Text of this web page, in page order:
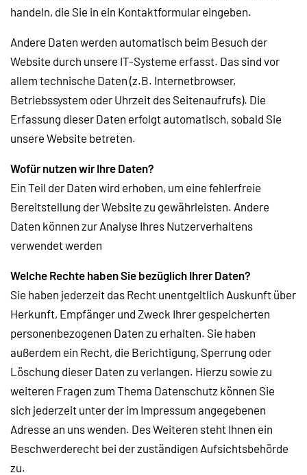
handeln, die Sie in ein Kontaktformular eingeben.
Andere Daten werden automatisch beim Besuch der
Website durch unsere IT-Systeme erfasst. Das sind vor
allem technische Daten (z.B. Internetbrowser,
Betriebssystem oder Uhrzeit des Seitenaufrufs). Die
Erfassung dieser Daten erfolgt automatisch, sobald Sie
unsere Website betreten.
Wofür nutzen wir Ihre Daten?
Ein Teil der Daten wird erhoben, um eine fehlerfreie
Bereitstellung der Website zu gewährleisten. Andere
Daten können zur Analyse Ihres Nutzerverhaltens
verwendet werden
Welche Rechte haben Sie bezüglich Ihrer Daten?
Sie haben jederzeit das Recht unentgeltlich Auskunft über
Herkunft, Empfänger und Zweck Ihrer gespeicherten
personenbezogenen Daten zu erhalten. Sie haben
außerdem ein Recht, die Berichtigung, Sperrung oder
Löschung dieser Daten zu verlangen. Hierzu sowie zu
weiteren Fragen zum Thema Datenschutz können Sie
sich jederzeit unter der im Impressum angegebenen
Adresse an uns wenden. Des Weiteren steht Ihnen ein
Beschwerderecht bei der zuständigen Aufsichtsbehörde
zu.